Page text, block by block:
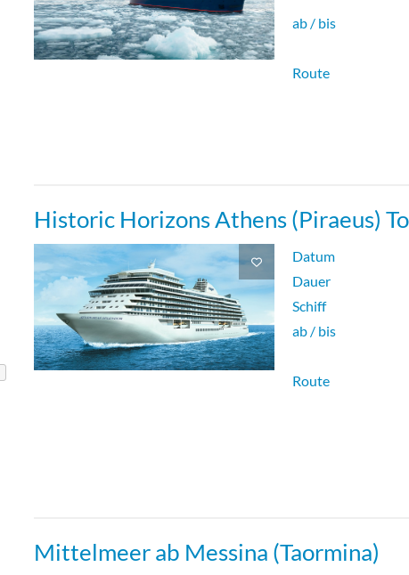
ab / bis
Route
Historic Horizons Athens (Piraeus)
Datum
Dauer
Schiff
ab / bis
Route
Mittelmeer ab Messina (Taormina)